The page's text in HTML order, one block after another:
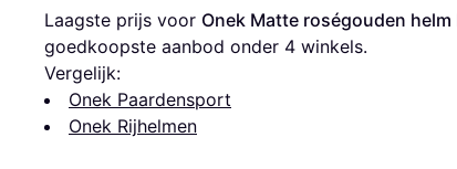
Laagste prijs voor Onek Matte roségouden helm
goedkoopste aanbod onder 4 winkels.
Vergelijk:
Onek Paardensport
Onek Rijhelmen